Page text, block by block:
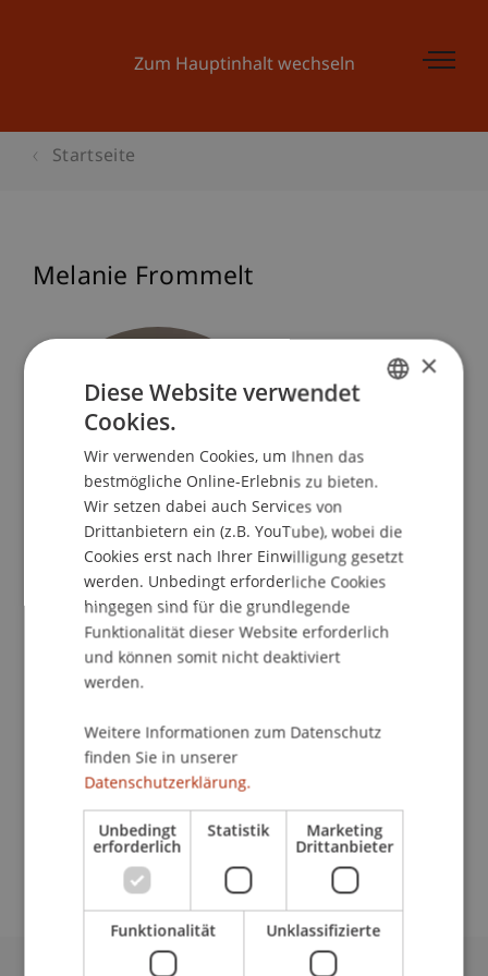
Zum Hauptinhalt wechseln
Startseite
Melanie Frommelt
Studiengangsbetreuerin
Studienservice
Universität Liechtenstein
Fürst-Franz-Josef-Strasse
9490 Vaduz
Liechtenstein
melanie.frommelt@uni.li
×
Diese Website verwendet
Cookies.
Wir verwenden Cookies, um Ihnen das
bestmögliche Online-Erlebnis zu bieten.
Wir setzen dabei auch Services von
Drittanbietern ein (z.B. YouTube), wobei die
Cookies erst nach Ihrer Einwilligung gesetzt
werden. Unbedingt erforderliche Cookies
hingegen sind für die grundlegende
Funktionalität dieser Website erforderlich
und können somit nicht deaktiviert
werden.
Weitere Informationen zum Datenschutz
finden Sie in unserer
Datenschutzerklärung.
Unbedingt
erforderlich
Statistik Marketing
Drittanbieter
Funktionalität Unklassifizierte